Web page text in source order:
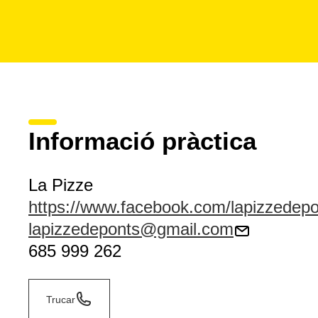
Informació pràctica
La Pizze
https://www.facebook.com/
lapizzedeponts@gmail.com
685 999 262
Trucar